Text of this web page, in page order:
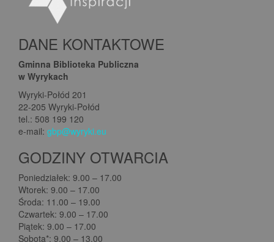
DANE KONTAKTOWE
Gminna Biblioteka Publiczna
w Wyrykach
Wyryki-Połód 201
22-205 Wyryki-Połód
tel.: 508 199 120
e-mail: gbp@wyryki.eu
GODZINY OTWARCIA
Poniedziałek: 9.00 – 17.00
Wtorek: 9.00 – 17.00
Środa: 11.00 – 19.00
Czwartek: 9.00 – 17.00
Piątek: 9.00 – 17.00
Sobota*: 9.00 – 13.00